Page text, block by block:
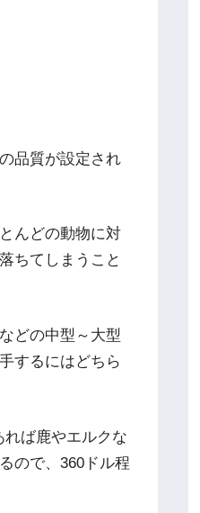
品質が設定され
んどの動物に対
ちてしまうこと
どの中型～大型
するにはどちら
れば鹿やエルクな
ので、360ドル程